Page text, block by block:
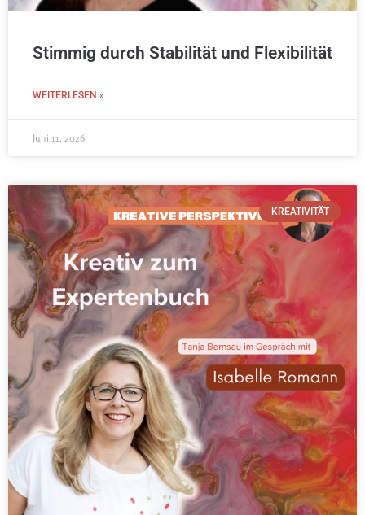
Stimmig durch Stabilität und Flexibilität
WEITERLESEN »
Juni 11, 2026
KREATIVITÄT